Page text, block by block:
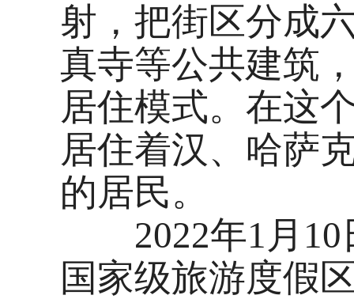
射，把街区分成
真寺等公共建筑
居住模式。在这
居住着汉、哈萨
的居民。
2022年1月10
国家级旅游度假